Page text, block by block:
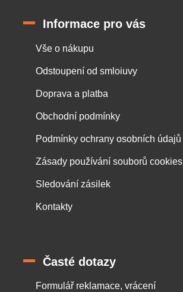
Informace pro vás
Vše o nákupu
Odstoupení od smloiuvy
Doprava a platba
Obchodní podmínky
Podmínky ochrany osobních údajů
Zásady používání souborů cookies
Sledování zásilek
Kontakty
Časté dotazy
Formulář reklamace, vrácení